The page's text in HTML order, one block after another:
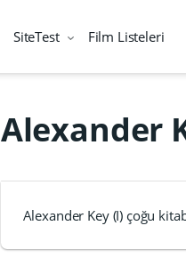
SiteTest Film Listeleri
Alexander
Alexander Key (I) çoğu